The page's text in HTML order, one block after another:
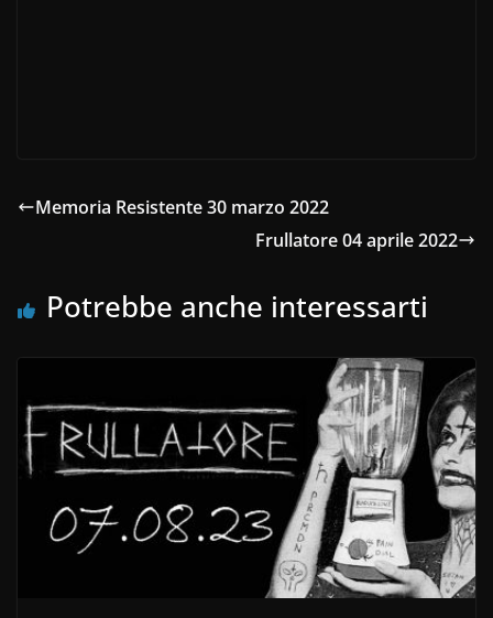
Memoria Resistente 30 marzo 2022
Frullatore 04 aprile 2022
Potrebbe anche interessarti